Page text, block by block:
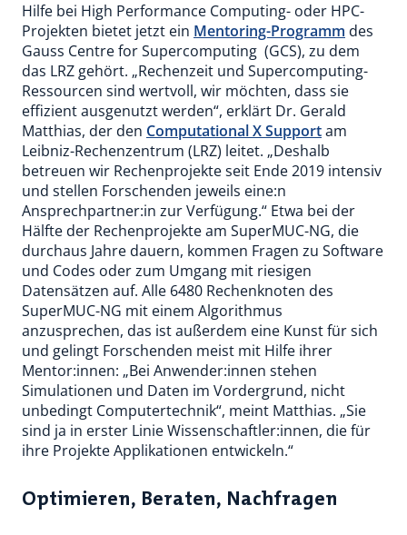
Hilfe bei High Performance Computing- oder HPC-
Projekten bietet jetzt ein Mentoring-Programm des
Gauss Centre for Supercomputing (GCS), zu dem
das LRZ gehört. „Rechenzeit und Supercomputing-
Ressourcen sind wertvoll, wir möchten, dass sie
effizient ausgenutzt werden“, erklärt Dr. Gerald
Matthias, der den Computational X Supportam
Leibniz-Rechenzentrum (LRZ) leitet. „Deshalb
betreuen wir Rechenprojekte seit Ende 2019 intensiv
und stellen Forschenden jeweils eine:n
Ansprechpartner:in zur Verfügung.“ Etwa bei der
Hälfte der Rechenprojekte am SuperMUC-NG, die
durchaus Jahre dauern, kommen Fragen zu Software
und Codes oder zum Umgang mit riesigen
Datensätzen auf. Alle 6480 Rechenknoten des
SuperMUC-NG mit einem Algorithmus
anzusprechen, das ist außerdem eine Kunst für sich
und gelingt Forschenden meist mit Hilfe ihrer
Mentor:innen: „Bei Anwender:innen stehen
Simulationen und Daten im Vordergrund, nicht
unbedingt Computertechnik“, meint Matthias. „Sie
sind ja in erster Linie Wissenschaftler:innen, die für
ihre Projekte Applikationen entwickeln.“
Optimieren, Beraten, Nachfragen